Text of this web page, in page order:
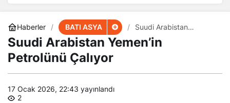
Haberler BATI ASYA
Suudi Arabistan
Yemen’in Petrolünü
Çalıyor
Suudi Arabistan Yemen’in
Petrolünü Çalıyor
17 Ocak 2026, 22:43 yayınlandı
2